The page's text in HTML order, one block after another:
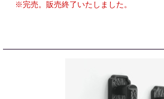
※完売。販売終了いたしました。